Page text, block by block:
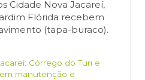
Cidade Nova Jacareí,
Flórida recebem
(tapa-buraco).
Córrego do Turi e
manutenção e